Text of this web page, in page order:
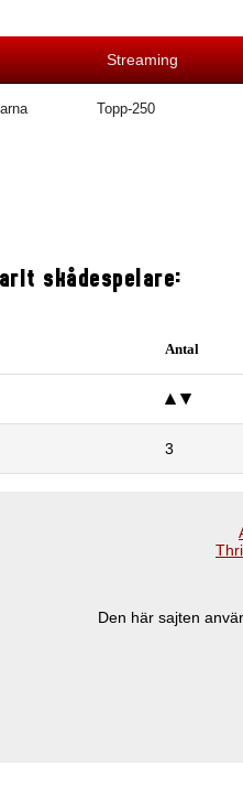
Streaming
Topp-250
skådespelare:
Antal
3
Den här sajten